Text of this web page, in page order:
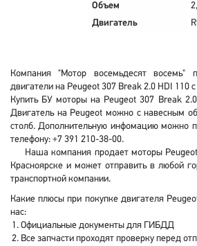
Объем
Двигатель
Компания "Мотор восемьдесят восемь"
двигатели на Peugeot 307 Break 2.0 HDI 110
Купить БУ моторы на Peugeot 307 Break
Двигатель на Peugeot можно с навесным
столб. Дополнительную инфомацию можно
телефону: +7 391 210-38-00.
Наша компания продает моторы
Красноярске и может отправить в любой
транспортной компании.
Какие плюсы при покупке двигателя
нас:
Официальные документы для ГИБДД
Все запчасти проходят проверку перед